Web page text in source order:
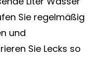
Sie regelmäßig
und
Sie Lecks so